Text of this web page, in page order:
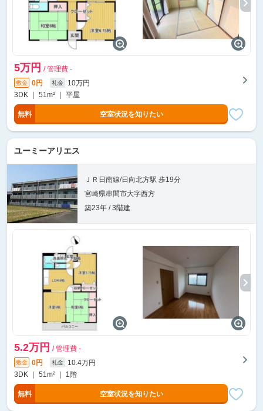
5万円 / 管理費 -
敷金 0円 礼金
10万円
3DK ｜ 51m² ｜ 平屋
無料 空室状況を知りたい
ユーミーアリエス
ＪＲ日南線/日向北方駅 歩19分
宮崎県串間市大字西方
築23年 / 3階建
5.2万円 / 管理費 -
敷金 0円 礼金
10.4万円
3DK ｜ 51m² ｜ 1階
無料 空室状況を知りたい